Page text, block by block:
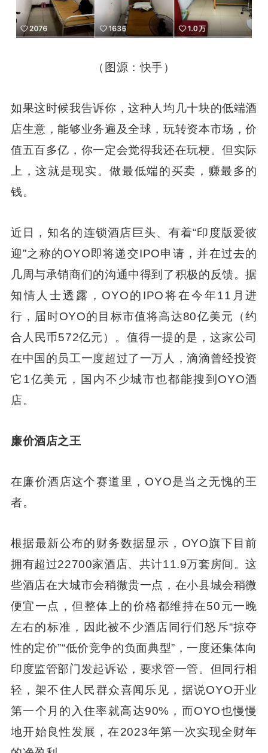
（图源：快手）
如果这时候我告诉你，这种人均几十块的低端酒
店生意，能够业务遍及全球，玩转资本市场，价
值五百多亿，你一定会觉得我还在玩梗。但实际
上，这就是现实。做最低端的买卖，赚最多的
钱。
近日，知名的连锁酒店巨头、有着“印度版爱彼
迎”之称的OYO即将递交IPO申请，并在过去的
几周与承销商们的沟通中得到了积极的反馈。据
知情人士透露，OYO的IPO将在今年11月进
行，届时OYO的目标市值将高达80亿美元（约
合人民币572亿元）。值得一提的是，这家公司
在中国的员工一度超过了一万人，滴滴曾经投资
它1亿美元，国内不少城市也都能搜到OYO酒
店。
廉价酒店之王
在廉价酒店这个赛道里，OYO是当之无愧的王
者。
根据最新公布的财务数据显示，OYO旗下目前
拥有超过22700家酒店、共计11.9万套房间。这
些酒店在大城市会稍微贵一点，在小县城会稍微
便宜一点，但整体上的价格都维持在50元一晚
左右的标准，因此被不少酒店同行们怒斥“掠夺
性的定价”“低价竞争的负面典型”，一度还集体向
印度监管部门发起诉讼，要求管一管。但同行相
轻，架不住人民群众喜闻乐见，据说OYO开业
第一个月的入住率就高达90%，而OYO也慢慢
地开始良性发展，在2023年第一次实现全财年